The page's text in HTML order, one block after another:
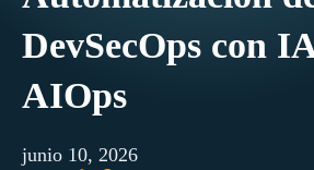
DevSecOps con
AIOps
junio 10, 2026